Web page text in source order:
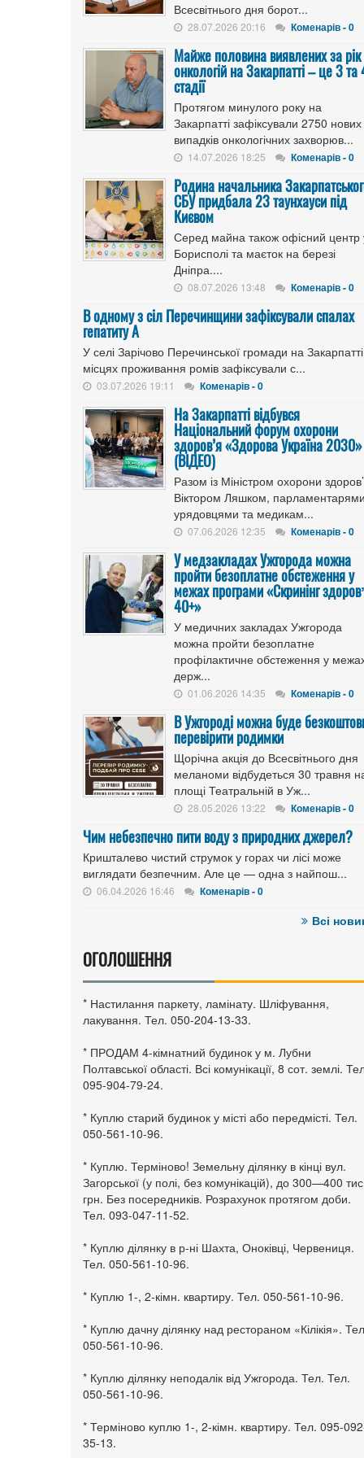
Всесвітнього дня борот...
28.07.2026 20:16 Коменарів - 0
Майже половина виявлених за рік
онкологій на Закарпатті – це 3 та
стадії
Протягом минулого року на
Закарпатті зафіксували 2750 нових
випадків онкологічних захворюв...
14.07.2026 18:25 Коменарів - 0
Родина начальника
СБУ придбала 23 таунхауси під
Києвом
Серед майна також офісний центр
Борисполі та маєток на березі
Дніпра....
08.07.2026 13:48 Коменарів - 0
В одному з сіл Перечинщини зафіксували спалах
гепатиту А
У селі Зарічово Перечинської громади на
місцях проживання ромів зафіксували с...
03.07.2026 19:11 Коменарів - 0
На Закарпатті відбувся
Національний форум охорони
здоров’я «Здорова Україна 2030»
(ВІДЕО)
Разом із Міністром охорони
Віктором Ляшком,
урядовцями та медикам...
07.06.2026 12:35 Коменарів - 0
У медзакладах Ужгорода можна
пройти безоплатне обстеження у
межах програми «Скринінг
40+»
У медичних закладах Ужгорода
можна пройти безоплатне
профілактичне обстеження у
держ...
01.06.2026 14:35 Коменарів - 0
В Ужгороді можна буде
перевірити родимки
Щорічна акція до Всесвітнього дня
меланоми відбудеться 30 травня
площі Театральній в Уж...
28.05.2026 13:22 Коменарів - 0
Чим небезпечно пити воду з природних джерел?
Кришталево чистий струмок у горах чи лісі може
виглядати безпечним. Але це — одна з найпош...
06.04.2026 16:46 Коменарів - 0
Всі
ОГОЛОШЕННЯ
* Настилання паркету, ламінату. Шліфування,
лакування. Тел. 050-204-13-33.
* ПРОДАМ 4-кімнатний будинок у м. Лубни
Полтавської області. Всі комунікації, 8 сот. землі.
095-904-79-24.
* Куплю старий будинок у місті або передмісті. Тел.
050-561-10-96.
* Куплю. Терміново! Земельну ділянку в кінці вул.
Загорської (у полі, без комунікацій), до 300—400
грн. Без посередників. Розрахунок протягом доби.
Тел. 093-047-11-52.
* Куплю ділянку в р-ні Шахта, Оноківці, Червениця.
Тел. 050-561-10-96.
* Куплю 1-, 2-кімн. квартиру. Тел. 050-561-10-96.
* Куплю дачну ділянку над рестораном «Кілікія».
050-561-10-96.
* Куплю ділянку неподалік від Ужгорода. Тел. Тел.
050-561-10-96.
* Терміново куплю 1-, 2-кімн. квартиру. Тел. 095-
35-13.